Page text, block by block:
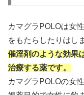
カマグラPOLOは女
をもたらしたりはし
催淫剤のような効果
治療する薬です。
カマグラPOLOの女